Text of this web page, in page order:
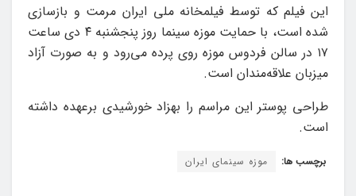
این فیلم که توسط فیلمخانه ملی ایران مرمت و بازسازی
شده است، با حمایت موزه سینما روز پنجشنبه ۴ دی ساعت
۱۷ در سالن فردوس موزه روی پرده می‌رود و به صورت آزاد
میزبان علاقه‌مندان است.
طراحی پوستر این مراسم را بهزاد خورشیدی برعهده داشته
است.
برچسب ها: موزه سینمای ایران